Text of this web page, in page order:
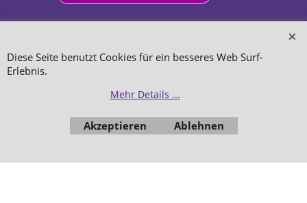
Software.
Diese Seite benutzt Cookies für ein besseres Web Surf-
Erlebnis.
Mehr Details ...
Akzeptieren Ablehnen